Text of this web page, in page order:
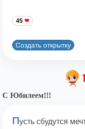
45
Создать открытку
С Юбилеем!!!
Пусть сбудутся